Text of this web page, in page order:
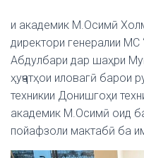
и академик М.Осимӣ
директори генералии МС
Абдулбари дар шаҳри
ҳуҷҷатҳои иловагӣ барои
техникии Донишгоҳи
академик М.Осимӣ оид
пойафзоли мактабӣ ба